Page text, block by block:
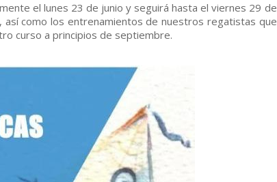
el lunes 23 de junio y seguirá hasta el viernes 29 de
como los entrenamientos de nuestros regatistas que
curso a principios de septiembre.